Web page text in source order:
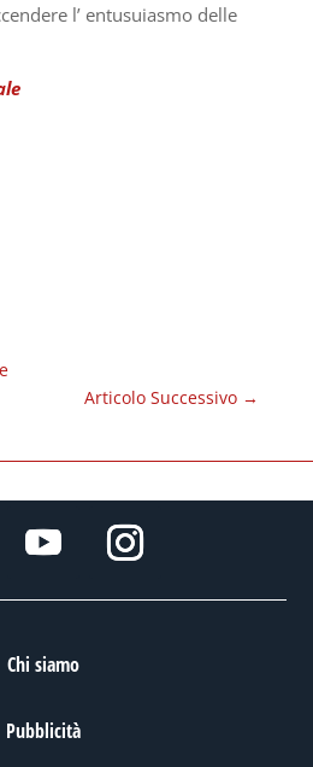
l’ entusuiasmo delle
Articolo Successivo →
Chi siamo
Pubblicità